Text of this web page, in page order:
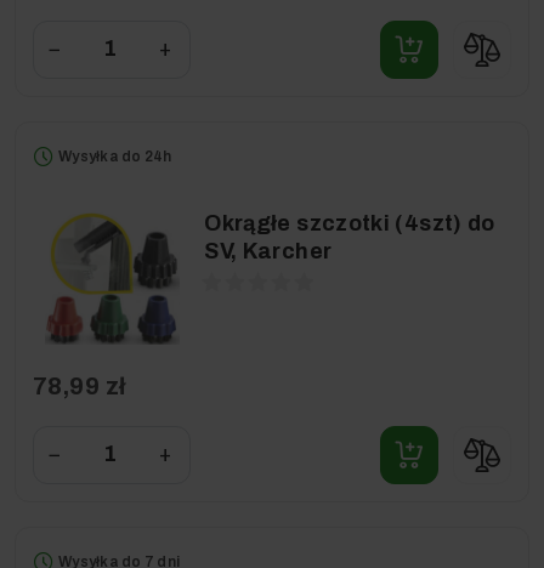
− +
Wysyłka do 24h
Okrągłe szczotki (4szt) do
SV, Karcher
78,99 zł
− +
Wysyłka do 7 dni